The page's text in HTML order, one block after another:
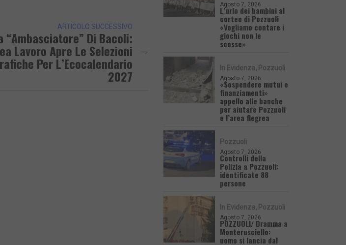
ARTICOLO SUCCESSIVO
“ambasciatore” Di Bacoli:
Lavoro Apre Le Selezioni
Per L’Ecocalendario
2027
Agosto 7, 2026
L’urlo dei bambini al
corteo di Pozzuoli
«Vogliamo contare i
giochi non le
scosse»
In Evidenza Pozzuoli
Agosto 7, 2026
«Sospendere mutui e
finanziamenti»
appello alle banche
per aiutare Pozzuoli
e l’area flegrea
Pozzuoli
Agosto 7, 2026
Controlli della
Polizia a Pozzuoli:
identificate 88
persone
In Evidenza Pozzuoli
Agosto 7, 2026
POZZUOLI/ Dramma a
Monterusciello:
uomo si lancia dal